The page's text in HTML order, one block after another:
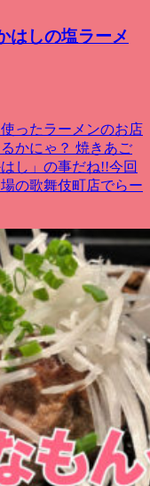
はしの塩ラーメ
ったラーメンのお店
かにゃ？ 焼きあご
し」の事だね!!今回
の歌舞伎町店でらー